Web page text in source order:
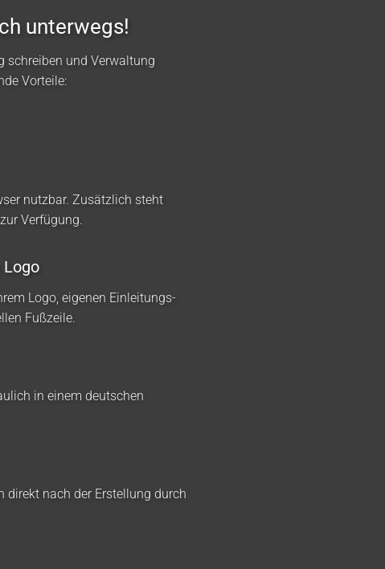
unterwegs!
schreiben und Verwaltung
Vorteile:
nutzbar. Zusätzlich steht
Verfügung.
Logo, eigenen Einleitungs-
Fußzeile.
in einem deutschen
direkt nach der Erstellung durch